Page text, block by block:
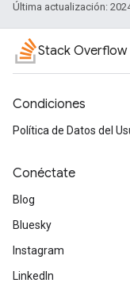
Última actualización:
Stack Overflow
Condiciones
Política de Datos del
Conéctate
Blog
Bluesky
Instagram
LinkedIn